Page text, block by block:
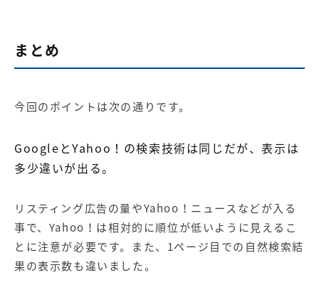
まとめ
今回のポイントは次の通りです。
GoogleとYahoo！の検索技術は同じだが、表示は
多少違いが出る。
リスティング広告の量やYahoo！ニュースなどが入る
事で、Yahoo！は相対的に順位が低いように見えるこ
とに注意が必要です。また、1ページ目での自然検索結
果の表示数も違いました。